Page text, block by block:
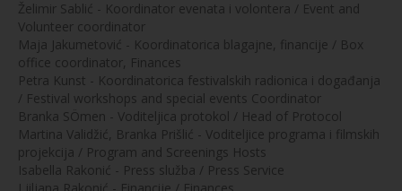
Želimir Sablić - Koordinator evenata i volontera / Event and
Volunteer coordinator
Maja Jakumetović - Koordinatorica blagajne, financije / Box
office coordinator, Finances
Petra Kunst - Koordinatorica festivalskih radionica i događanja
/ Festival workshops and special events Coordinator
Branka SÖmen - Voditeljica protokol / Head of Protocol
Martina Validžić, Branka Prišlić - Voditeljice programa i filmskih
projekcija / Program and Screenings Hosts
Isabella Rakonić - Press služba / Press Service